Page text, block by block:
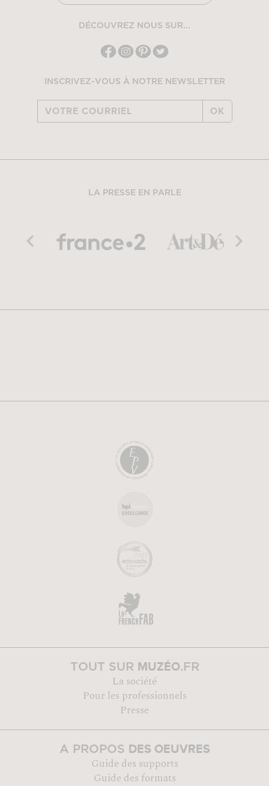
DÉCOUVREZ NOUS SUR...
INSCRIVEZ-VOUS À NOTRE NEWSLETTER
OK
LA PRESSE EN PARLE
TOUT SUR MUZÉO.FR
La société
Pour les professionnels
Presse
A PROPOS DES OEUVRES
Guide des supports
Guide des formats